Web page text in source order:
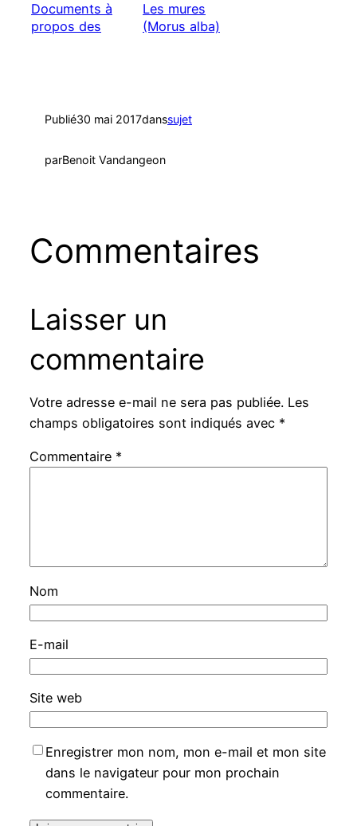
Documents à
propos des
Les mures
(Morus alba)
Publié30 mai 2017danssujet
parBenoit Vandangeon
Commentaires
Laisser un
commentaire
Votre adresse e-mail ne sera pas publiée. Les
champs obligatoires sont indiqués avec *
Commentaire *
Nom
E-mail
Site web
Enregistrer mon nom, mon e-mail et mon site
dans le navigateur pour mon prochain
commentaire.